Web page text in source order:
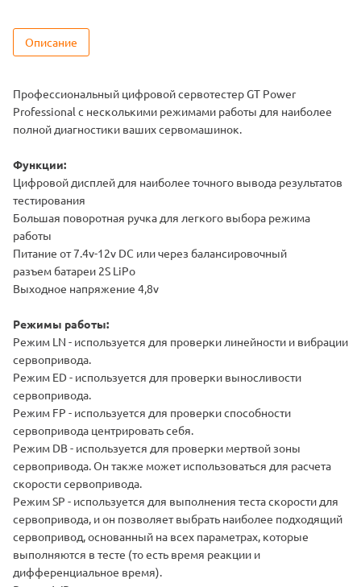
Описание
Профессиональный цифровой сервотестер GT Power
Professional с несколькими режимами работы для наиболее
полной диагностики ваших сервомашинок.
Функции:
Цифровой дисплей для наиболее точного вывода результатов
тестирования
Большая поворотная ручка для легкого выбора режима
работы
Питание от 7.4v-12v DC или через балансировочный
разъем батареи 2S LiPo
Выходное напряжение 4,8v
Режимы работы:
Режим LN - используется для проверки линейности и вибрации
сервопривода.
Режим ED - используется для проверки выносливости
сервопривода.
Режим FP - используется для проверки способности
сервопривода центрировать себя.
Режим DB - используется для проверки мертвой зоны
сервопривода. Он также может использоваться для расчета
скорости сервопривода.
Режим SP - используется для выполнения теста скорости для
сервопривода, и он позволяет выбрать наиболее подходящий
сервопривод, основанный на всех параметрах, которые
выполняются в тесте (то есть время реакции и
дифференциальное время).